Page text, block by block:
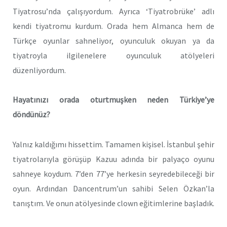
Tiyatrosu’nda çalışıyordum. Ayrıca ‘Tiyatrobrüke’ adlı
kendi tiyatromu kurdum. Orada hem Almanca hem de
Türkçe oyunlar sahneliyor, oyunculuk okuyan ya da
tiyatroyla ilgilenelere oyunculuk atölyeleri
düzenliyordum.
Hayatınızı orada oturtmuşken neden Türkiye’ye
döndünüz?
Yalnız kaldığımı hissettim. Tamamen kişisel. İstanbul şehir
tiyatrolarıyla görüşüp Kazuu adında bir palyaço oyunu
sahneye koydum. 7’den 77’ye herkesin seyredebileceği bir
oyun. Ardından Dancentrum’un sahibi Selen Özkan’la
tanıştım. Ve onun atölyesinde clown eğitimlerine başladık.